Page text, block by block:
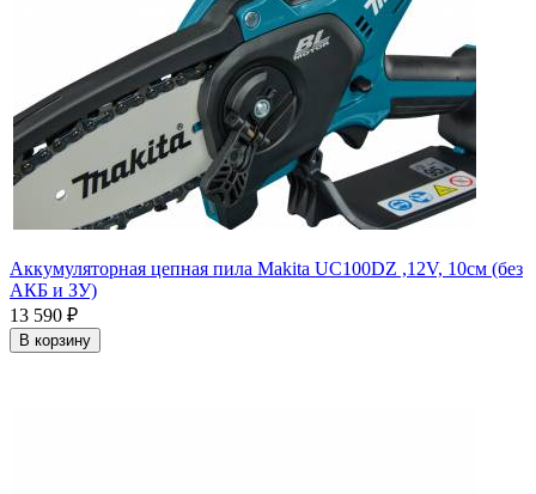
Аккумуляторная цепная пила Makita UC100DZ ,12V, 10см (без
АКБ и ЗУ)
13 590 ₽
В корзину